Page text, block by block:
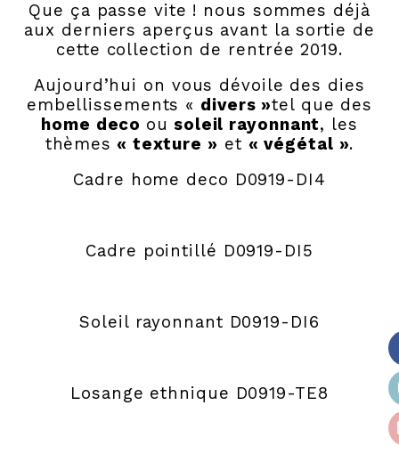
Que ça passe vite ! nous sommes déjà
aux derniers aperçus avant la sortie de
cette collection de rentrée 2019.
Aujourd’hui on vous dévoile des dies
embellissements « divers »tel que des
home deco ou soleil rayonnant, les
thèmes « texture » et « végétal ».
Cadre home deco D0919-DI4
Cadre pointillé D0919-DI5
Soleil rayonnant D0919-DI6
Losange ethnique D0919-TE8